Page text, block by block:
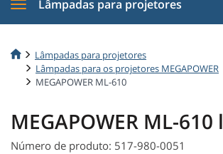
Lâmpadas para projetores
Lâmpadas para projetores
Lâmpadas para os projetores MEGAPOWER
MEGAPOWER ML-610
MEGAPOWER ML-
Número de produto: 517-980-0051